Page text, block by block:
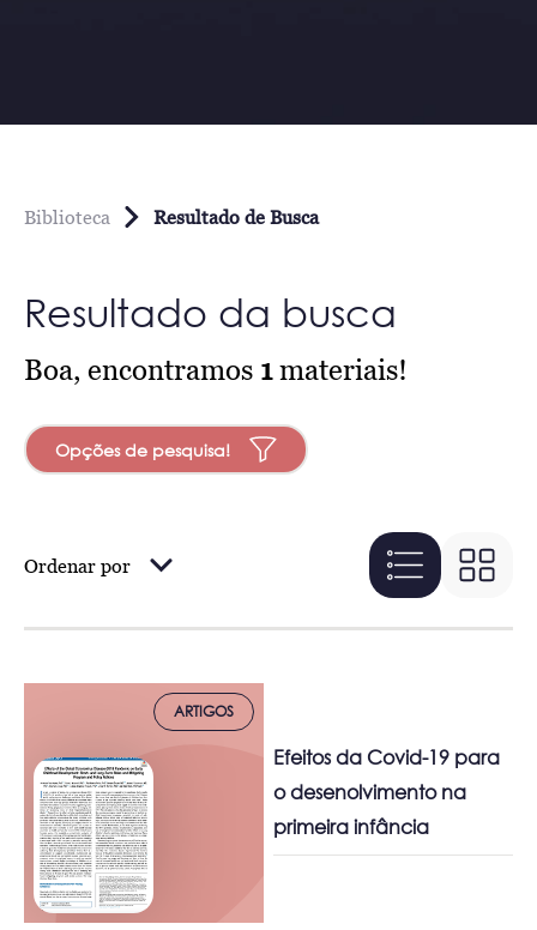
Biblioteca Resultado de Busca
Resultado da busca
Boa, encontramos 1materiais!
Opções de pesquisa!
Ordenar por
ARTIGOS
Efeitos da Covid-19 para
o desenolvimento na
primeira infância